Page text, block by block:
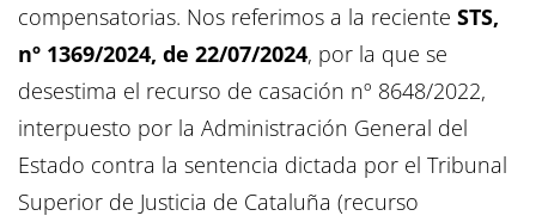
compensatorias. Nos referimos a la reciente STS,
nº 1369/2024, de 22/07/2024, por la que se
desestima el recurso de casación nº 8648/2022,
interpuesto por la Administración General del
Estado contra la sentencia dictada por el Tribunal
Superior de Justicia de Cataluña (recurso